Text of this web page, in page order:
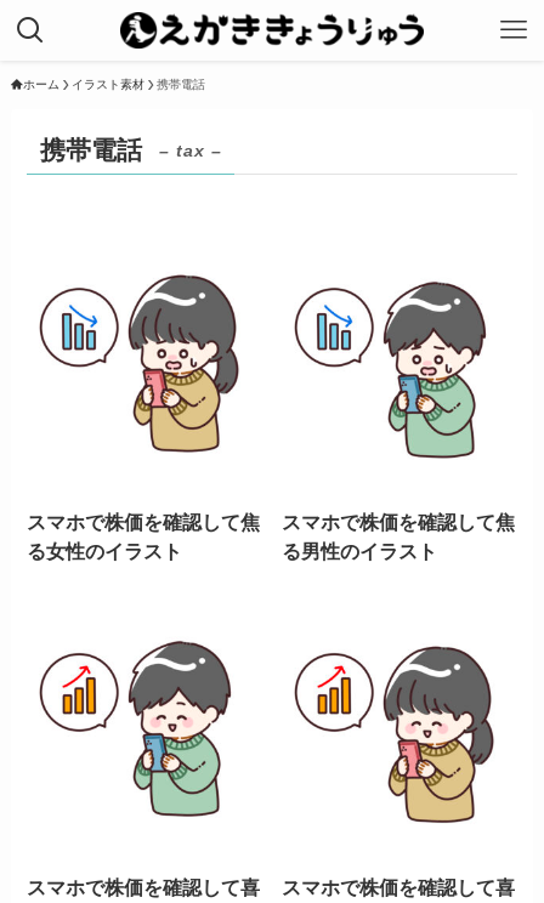
ホーム イラスト素材 携帯電話
携帯電話 – tax –
スマホで株価を確認して焦
る女性のイラスト
スマホで株価を確認して焦
る男性のイラスト
スマホで株価を確認して喜
スマホで株価を確認して喜